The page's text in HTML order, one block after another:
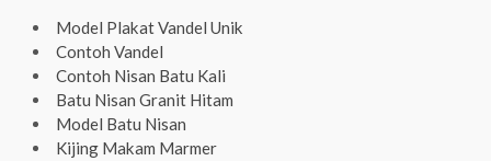
Model Plakat Vandel Unik
Contoh Vandel
Contoh Nisan Batu Kali
Batu Nisan Granit Hitam
Model Batu Nisan
Kijing Makam Marmer